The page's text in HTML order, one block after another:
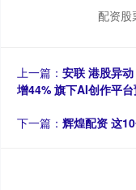
配资股
上一篇： 安联 港股异
增44% 旗下AI创作平
下一篇： 辉煌配资 这